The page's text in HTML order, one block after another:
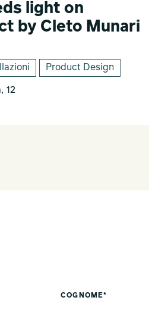
light on
by Cleto Munari
Product Design
12
COGNOME*